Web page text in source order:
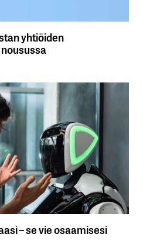
yhtiöiden
– se vie osaamisesi